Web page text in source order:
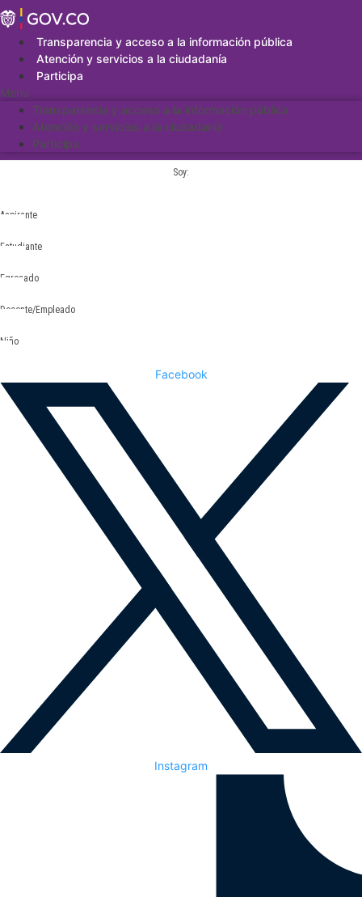
Saltar
al
contenidoTransparencia y acceso a la información pública
Atención y servicios a la ciudadanía
Participa
Menu
Transparencia y acceso a la información pública
Atención y servicios a la ciudadanía
Participa
Soy:
Aspirante
Estudiante
Egresado
Docente/Empleado
Niño
Facebook
Instagram